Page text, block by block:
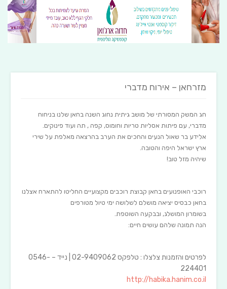
מזרחאן – אירוח מדברי
חג המשק המסורתי של מושב גיתית נחוג השנה בחאן שלנו בניחוח
מדברי, עם פיתות אסליות טריות וחומוס, קפה , תה ועוד פינוקים.
אלידע בר שאול הנעים והחכים את הערב בהרצאה מאלפת על שירי
ארץ ישראל היפה והטובה.
שיהיה מזל טוב!
רוכבי האופנועים בחאן קבוצת רוכבים מקצועיים החליטו להתארח אצלנו
בחאן כבסיס יציאה מושלם לשלושה ימי טיול מטורפים
בשומרון המושלג, ובבקעה השוטפת.
הנה תמונה שלהם עושים חיים:
לפרטים והזמנות צלצלו : טלפקס 02-9409062 | נייד – 0546-
224401
http://habika.hanim.co.il